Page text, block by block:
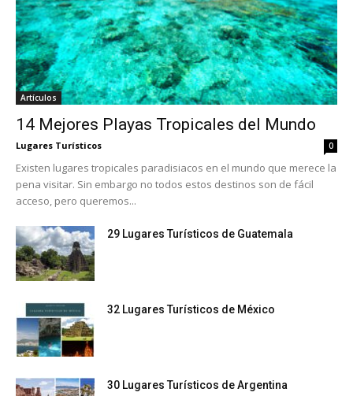
Artículos
14 Mejores Playas Tropicales del Mundo
Lugares Turísticos 0
Existen lugares tropicales paradisiacos en el mundo que merece la
pena visitar. Sin embargo no todos estos destinos son de fácil
acceso, pero queremos...
29 Lugares Turísticos de Guatemala
32 Lugares Turísticos de México
30 Lugares Turísticos de Argentina